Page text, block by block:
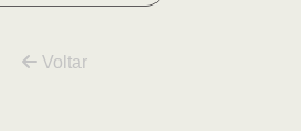
Voltar